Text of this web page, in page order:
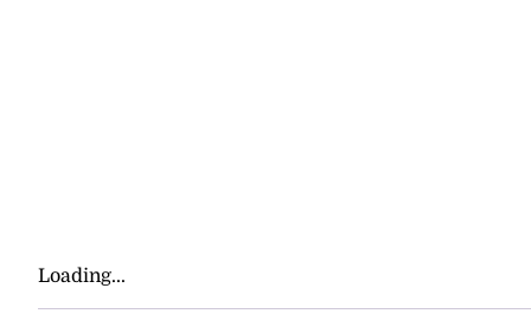
Loading...